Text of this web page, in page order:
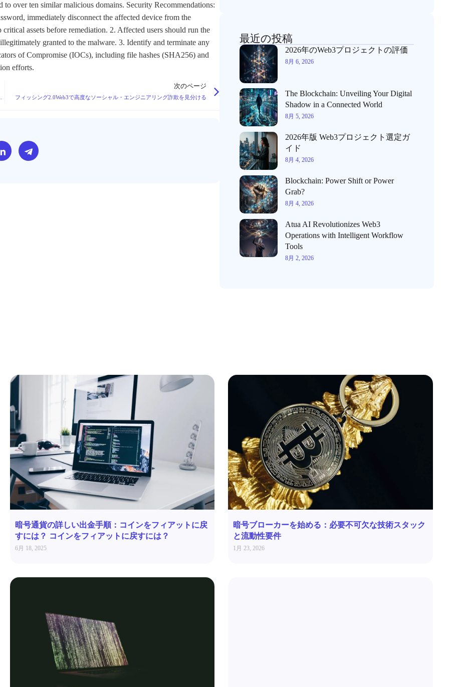
over ten similar malicious domains. Security Recommendations:
immediately disconnect the affected device from the
assets before remediation. 2. Affected users should run the
granted to the malware. 3. Identify and terminate any
of Compromise (IOCs), including file hashes (SHA256) and
efforts.
次のページ
フィッシング2.0Web3で高度なソーシャル・エンジニアリング詐欺を見分ける
最近の投稿
2026年のWeb3プロジェクトの評価
8月 6, 2026
The Blockchain: Unveiling Your Digital
Shadow in a Connected World
8月 5, 2026
2026年版 Web3プロジェクト選定ガ
イド
8月 4, 2026
Blockchain: Power Shift or Power
Grab?
8月 4, 2026
Atua AI Revolutionizes Web3
Operations with Intelligent Workflow
Tools
8月 2, 2026
暗号通貨の詳しい出金手順：コインをフィアットに戻
すには？ コインをフィアットに戻すには？
6月 18, 2025
暗号ブローカーを始める：必要不可欠な技術スタック
と流動性要件
1月 23, 2026